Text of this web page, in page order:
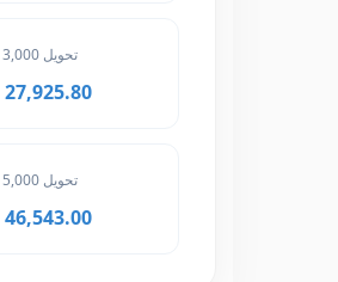
تحويل 3,000 USD
27,925.80 MAD
تحويل 5,000 USD
46,543.00 MAD